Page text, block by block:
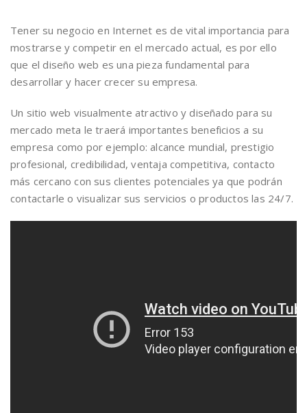
Tener su negocio en Internet es de vital importancia para
mostrarse y competir en el mercado actual, es por ello
que el diseño web es una pieza fundamental para
desarrollar y hacer crecer su empresa.
Un sitio web visualmente atractivo y diseñado para su
mercado meta le traerá importantes beneficios a su
empresa como por ejemplo: alcance mundial, prestigio
profesional, credibilidad, ventaja competitiva, contacto
más cercano con sus clientes potenciales ya que podrán
contactarle o visualizar sus servicios o productos las 24/7.